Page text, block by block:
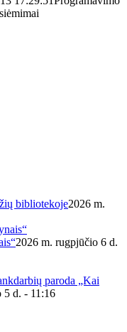
bibliotekoje2026 m.
2026 m. rugpjūčio 6 d.
paroda „Kai
5 d. - 11:16